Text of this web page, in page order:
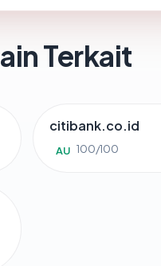
Terkait
citibank.co.id
AU 100/100